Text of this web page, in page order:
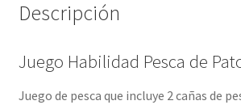
Descripción
Juego Habilidad Pesca de
Juego de pesca que incluye 2 cañas de